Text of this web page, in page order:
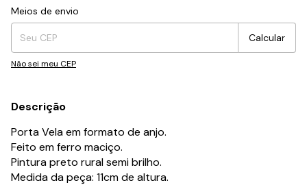
Entregas para o CEP:
Meios de envio
Calcular
Não sei meu CEP
Descrição
Porta Vela em formato de anjo.
Feito em ferro maciço.
Pintura preto rural semi brilho.
Medida da peça: 11cm de altura.